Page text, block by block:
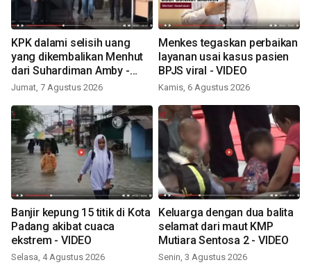
KPK dalami selisih uang
yang dikembalikan Menhut
dari Suhardiman Amby -
VIDEO
Jumat, 7 Agustus 2026
Menkes tegaskan perbaikan
layanan usai kasus pasien
BPJS viral - VIDEO
Kamis, 6 Agustus 2026
Banjir kepung 15 titik di Kota
Padang akibat cuaca
ekstrem - VIDEO
Selasa, 4 Agustus 2026
Keluarga dengan dua balita
selamat dari maut KMP
Mutiara Sentosa 2 - VIDEO
Senin, 3 Agustus 2026